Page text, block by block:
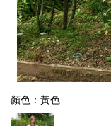
顏色：黃色